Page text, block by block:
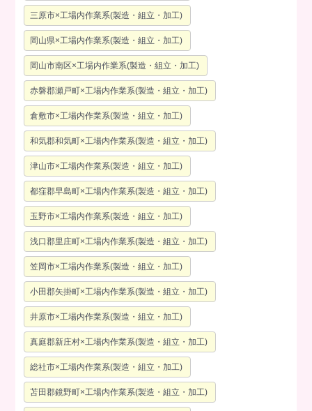
三原市×工場内作業系(製造・組立・加工)
岡山県×工場内作業系(製造・組立・加工)
岡山市南区×工場内作業系(製造・組立・加工)
赤磐郡瀬戸町×工場内作業系(製造・組立・加工)
倉敷市×工場内作業系(製造・組立・加工)
和気郡和気町×工場内作業系(製造・組立・加工)
津山市×工場内作業系(製造・組立・加工)
都窪郡早島町×工場内作業系(製造・組立・加工)
玉野市×工場内作業系(製造・組立・加工)
浅口郡里庄町×工場内作業系(製造・組立・加工)
笠岡市×工場内作業系(製造・組立・加工)
小田郡矢掛町×工場内作業系(製造・組立・加工)
井原市×工場内作業系(製造・組立・加工)
真庭郡新庄村×工場内作業系(製造・組立・加工)
総社市×工場内作業系(製造・組立・加工)
苫田郡鏡野町×工場内作業系(製造・組立・加工)